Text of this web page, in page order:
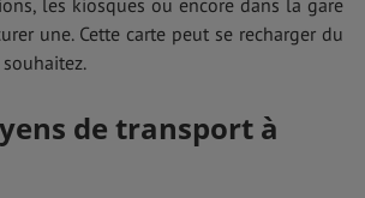
les kiosques ou encore dans la gare
une. Cette carte peut se recharger du
de transport à